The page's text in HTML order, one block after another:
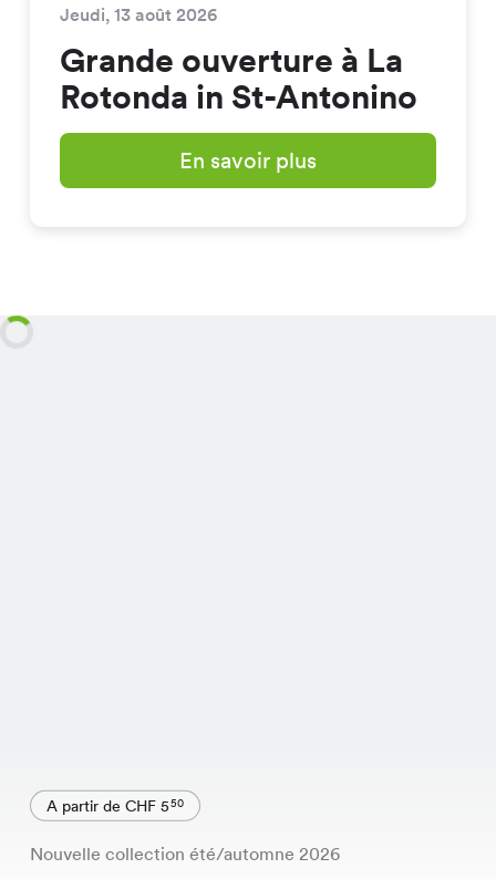
Jeudi, 13 août 2026
Grande ouverture à La
Rotonda in St-Antonino
En savoir plus
A partir de CHF 550
Nouvelle collection été/automne 2026